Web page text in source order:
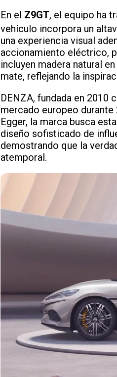
En el Z9GT, el equipo ha
vehículo incorpora un
una experiencia visual
accionamiento eléctrico,
incluyen madera natural
mate, reflejando la
DENZA, fundada en 2010
mercado europeo
Egger, la marca busca
diseño sofisticado de
demostrando que la
atemporal.